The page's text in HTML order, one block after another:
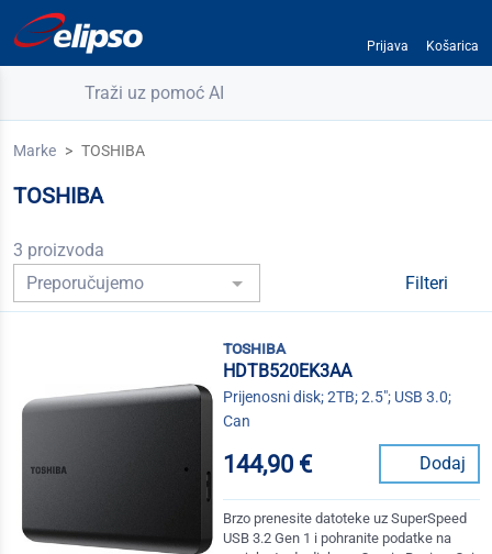
Prijava Košarica
Traži uz pomoć AI
Marke TOSHIBA
TOSHIBA
3 proizvoda
Filteri
toshiba
HDTB520EK3AA
Prijenosni disk; 2TB; 2.5"; USB 3.0;
Can
144,90 € Dodaj
Brzo prenesite datoteke uz SuperSpeed
USB 3.2 Gen 1 i pohranite podatke na